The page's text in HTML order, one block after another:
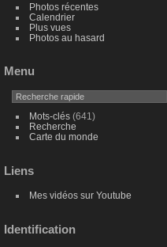
Photos récentes
Calendrier
Plus vues
Photos au hasard
Menu
Mots-clés(641)
Recherche
Carte du monde
Liens
Mes vidéos sur Youtube
Identification